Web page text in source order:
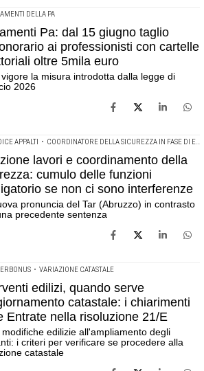
DELLA PA
Pa: dal 15 giugno taglio
ai professionisti con cartelle
oltre 5mila euro
vigore la misura introdotta dalla legge di
2026
APPALTI • COORDINATORE DELLA SICUREZZA IN FASE DI ESECUZIONE
lavori e coordinamento della
cumulo delle funzioni
se non ci sono interferenze
pronuncia del Tar (Abruzzo) in contrasto
precedente sentenza
• VARIAZIONE CATASTALE
edilizi, quando serve
catastale: i chiarimenti
Entrate nella risoluzione 21/E
modifiche edilizie all'ampliamento degli
i criteri per verificare se procedere alla
catastale